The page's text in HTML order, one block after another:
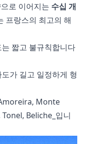
로 이어지는 수십 개
프랑스의 최고의 해
짧고 불규칙합니다
가 길고 일정하게 형
Monte
Beliche_입니